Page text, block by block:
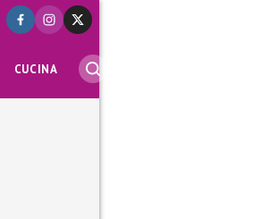
CUCINA